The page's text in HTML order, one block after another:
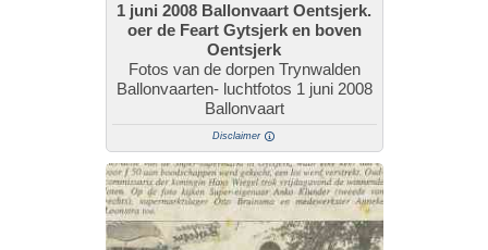
1 juni 2008 Ballonvaart Oentsjerk.
oer de Feart Gytsjerk en boven
Oentsjerk
Fotos van de dorpen Trynwalden
Ballonvaarten- luchtfotos 1 juni 2008
Ballonvaart
Disclaimer